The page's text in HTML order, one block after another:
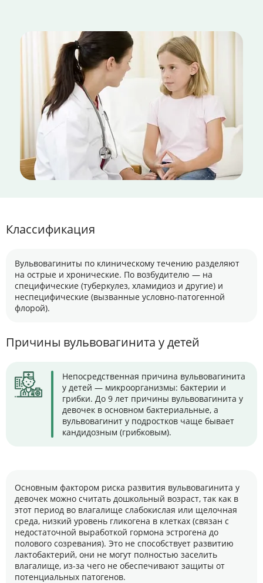
Классификация
Вульвовагиниты по клиническому течению разделяют
на острые и хронические. По возбудителю — на
специфические (туберкулез, хламидиоз и другие) и
неспецифические (вызванные условно-патогенной
флорой).
Причины вульвовагинита у детей
Непосредственная причина вульвовагинита
у детей — микроорганизмы: бактерии и
грибки. До 9 лет причины вульвовагинита у
девочек в основном бактериальные, а
вульвовагинит у подростков чаще бывает
кандидозным (грибковым).
Основным фактором риска развития вульвовагинита у
девочек можно считать дошкольный возраст, так как в
этот период во влагалище слабокислая или щелочная
среда, низкий уровень гликогена в клетках (связан с
недостаточной выработкой гормона эстрогена до
полового созревания). Это не способствует развитию
лактобактерий, они не могут полностью заселить
влагалище, из-за чего не обеспечивают защиты от
потенциальных патогенов.